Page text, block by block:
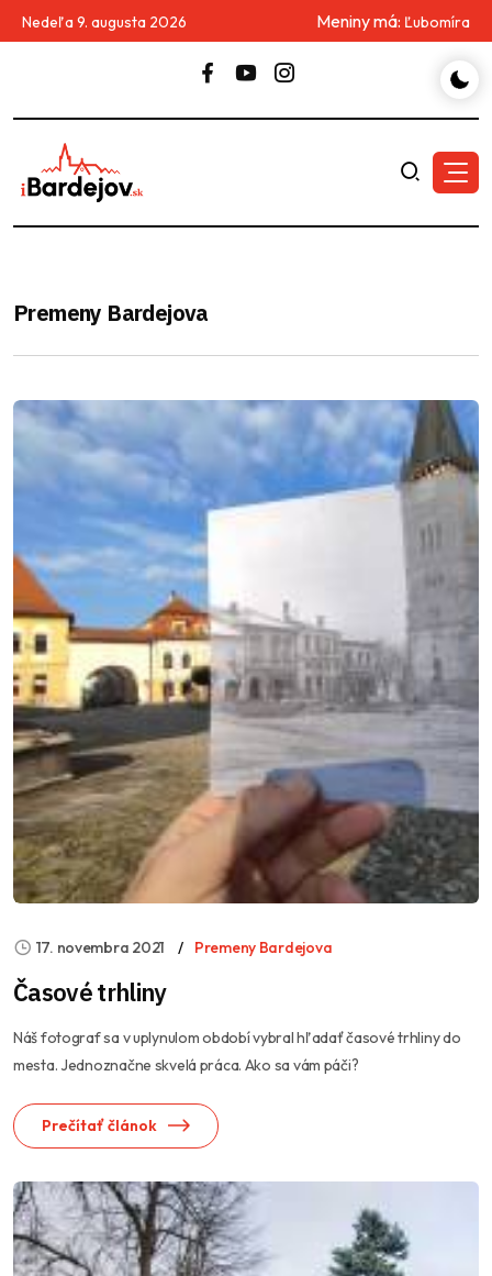
Nedeľa 9. augusta 2026 Meniny má: Ľubomíra
Premeny Bardejova
17. novembra 2021 Premeny Bardejova
Časové trhliny
Náš fotograf sa v uplynulom období vybral hľadať časové trhliny do
mesta. Jednoznačne skvelá práca. Ako sa vám páči?
Prečítať článok